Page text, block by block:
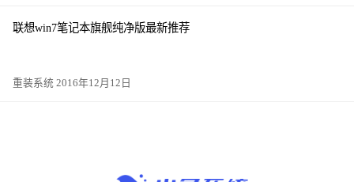
联想win7笔记本旗舰纯净版最新推荐
重装系统 2016年12月12日